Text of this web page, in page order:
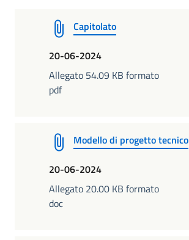
Capitolato
20-06-2024
Allegato 54.09 KB formato
pdf
Modello di progetto tecnico
20-06-2024
Allegato 20.00 KB formato
doc